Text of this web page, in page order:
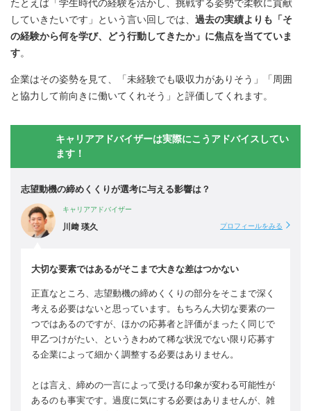
たとえば「学生時代の経験を活かし、挑戦する姿勢で柔軟に貢献
していきたいです」という言い回しでは、 過去の実績よりも「そ
の経験から何を学び、どう行動してきたか」に焦点を当てていま
す。
企業はその姿勢を見て、「未経験でも吸収力がありそう」「周囲
と協力して前向きに働いてくれそう」と評価してくれます。
キャリアアドバイザーは実際にこうアドバイスしてい
ます！
志望動機の締めくくりが選考に与える影響は？
キャリアアドバイザー
川﨑 瑛久 プロフィールをみる
大切な要素ではあるがそこまで大きな差はつかない
正直なところ、志望動機の締めくくりの部分をそこまで深く
考える必要はないと思っています。もちろん大切な要素の一
つではあるのですが、ほかの応募者と評価がまったく同じで
甲乙つけがたい、というきわめて稀な状況でない限り応募す
る企業によって細かく調整する必要はありません。
とは言え、締めの一言によって受ける印象が変わる可能性が
あるのも事実です。過度に気にする必要はありませんが、雑